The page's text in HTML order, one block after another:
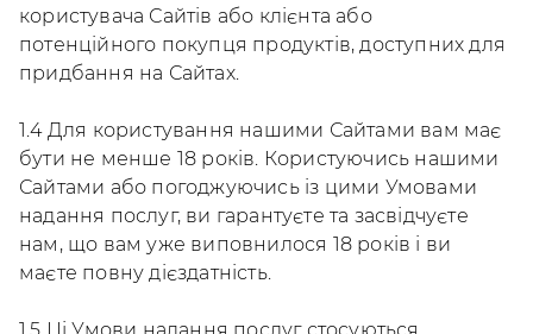
користувача Сайтів або клієнта або
потенційного покупця продуктів, доступних для
придбання на Сайтах.
1.4 Для користування нашими Сайтами вам має
бути не менше 18 років. Користуючись нашими
Сайтами або погоджуючись із цими Умовами
надання послуг, ви гарантуєте та засвідчуєте
нам, що вам уже виповнилося 18 років і ви
маєте повну дієздатність.